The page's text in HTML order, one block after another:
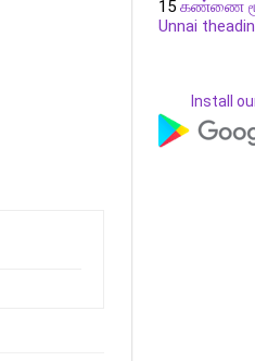
15 கண்ணை
Unnai
Install our